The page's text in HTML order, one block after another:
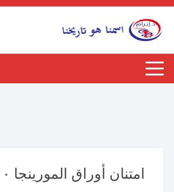
التجاوز
المحتوى
امتنان أوراق المورينجا ٢٠٠جرام